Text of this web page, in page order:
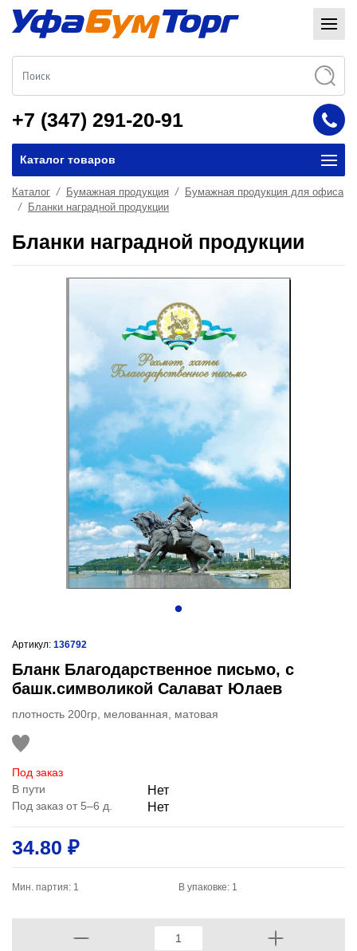
+7 (347) 291-20-91
Каталог товаров
Каталог Бумажная продукция
Бумажная продукция для офиса
Бланки наградной продукции
Бланки наградной продукции
Артикул: 136792
Бланк Благодарственное письмо, с
башк.символикой Салават Юлаев
плотность 200гр, мелованная, матовая
Под заказ
В пути
Нет
Под заказ от 5–6 д. Нет
34.80 ₽
Мин. партия: 1 В упаковке: 1